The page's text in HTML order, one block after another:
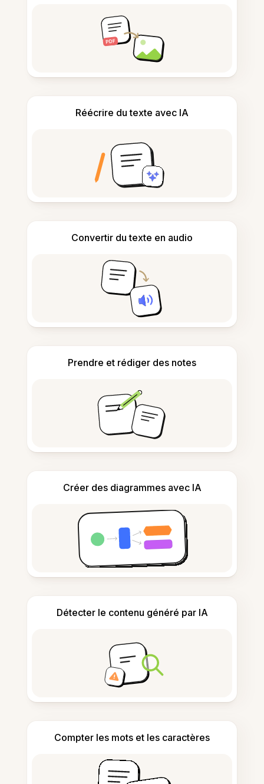
Réécrire du texte avec IA
Convertir du texte en audio
Prendre et rédiger des notes
Créer des diagrammes avec IA
Détecter le contenu généré par IA
Compter les mots et les caractères